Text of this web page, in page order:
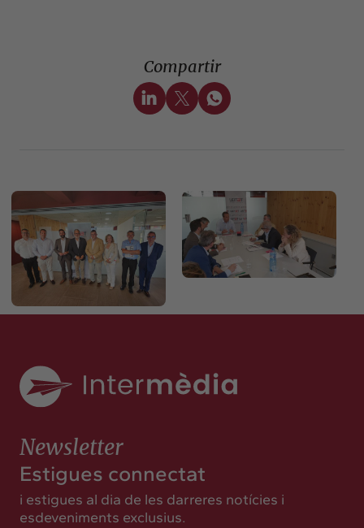
Compartir
Newsletter
Estigues connectat
i estigues al dia de les darreres notícies i
esdeveniments exclusius.